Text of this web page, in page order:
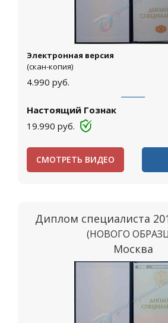
Электронная версия
(скан-копия)
4.990 руб.
Настоящий Гознак
19.990 руб.
СМОТРЕТЬ ВИДЕО
Диплом специалиста
(НОВОГО
Москва